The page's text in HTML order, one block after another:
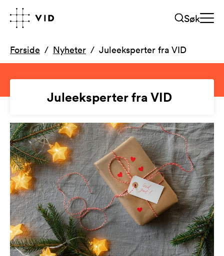
Søk
Forside Nyheter Juleeksperter fra VID
Juleeksperter fra VID